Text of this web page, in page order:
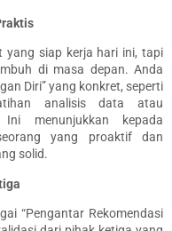
yang siap kerja hari ini, tapi
di masa depan. Anda
Diri” yang konkret, seperti
analisis data atau
menunjukkan kepada
yang proaktif dan
solid.
“Pengantar Rekomendasi